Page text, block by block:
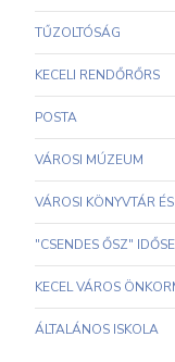
TŰZOLTÓSÁG
KECELI RENDŐRŐRS
POSTA
VÁROSI MÚZEUM
VÁROSI KÖNYVTÁR
"CSENDES ŐSZ"
KECEL VÁROS
ÁLTALÁNOS ISKOLA